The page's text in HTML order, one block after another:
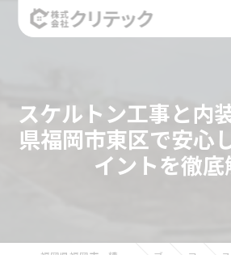
スケルトン工事と内
県福岡市東区で安心
イントを徹